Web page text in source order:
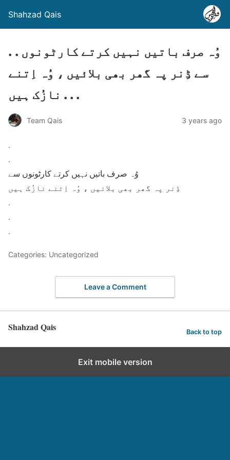
Shahzad Qais
. . وُہ صرف باتیں نہیں کرتے کارٹونوں
سے ڈِنر پہ گھر بھی بلائیں ، وُہ اِتنے
نازُک ہیں . . .
Team Qais 3 years ago
.
.
وُہ صرف باتیں نہیں کرتے کارٹونوں سے
ڈِنر پہ گھر بھی بلائیں ، وُہ اِتنے نازُک ہیں
.
.
.
Categories: Uncategorized
Leave a Comment
Shahzad Qais Back to top
Exit mobile version